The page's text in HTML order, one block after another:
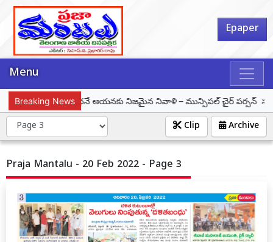
Epaper
Menu
Breaking News
జయశంకర్ ఆశయ సాధనే ఆయనకు నిజమైన నివాళి – మున్సిపల్ చైర్ పర్సన్
Archive
Clip
Praja Mantalu - 20 Feb 2022 - Page 3